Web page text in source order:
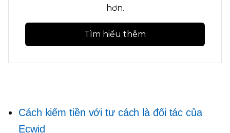
hơn.
Tìm hiểu thêm
Cách kiếm tiền với tư cách là đối tác của
Ecwid